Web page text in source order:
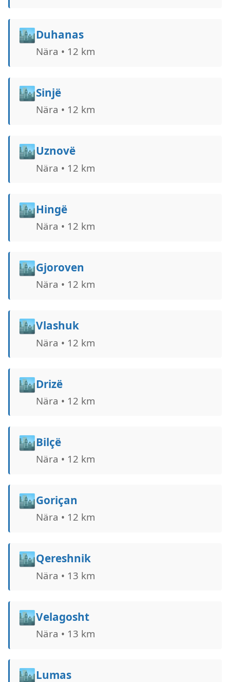
🏙️Duhanas
Nära • 12 km
🏙️Sinjë
Nära • 12 km
🏙️Uznovë
Nära • 12 km
🏙️Hingë
Nära • 12 km
🏙️Gjoroven
Nära • 12 km
🏙️Vlashuk
Nära • 12 km
🏙️Drizë
Nära • 12 km
🏙️Bilçë
Nära • 12 km
🏙️Goriçan
Nära • 12 km
🏙️Qereshnik
Nära • 13 km
🏙️Velagosht
Nära • 13 km
🏙️Lumas